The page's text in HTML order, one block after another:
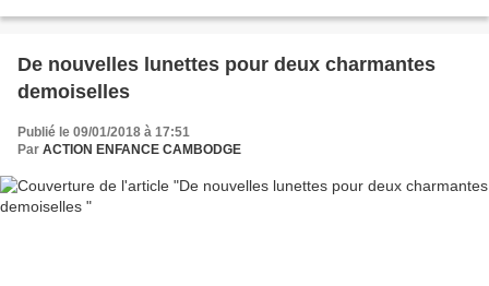
De nouvelles lunettes pour deux charmantes
demoiselles
Publié le 09/01/2018 à 17:51
Par ACTION ENFANCE CAMBODGE